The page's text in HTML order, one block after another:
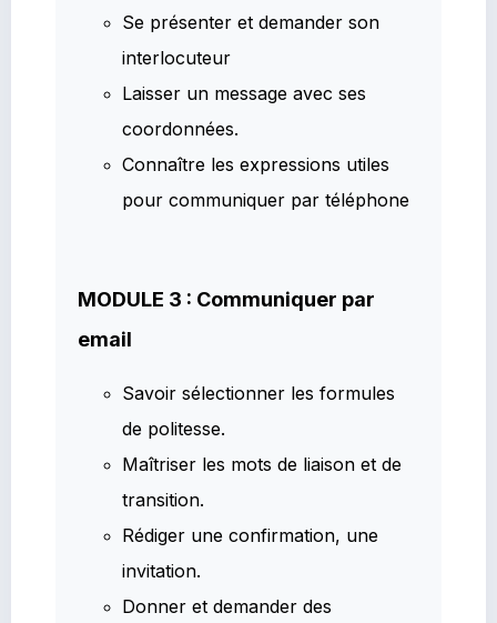
Se présenter et demander son
interlocuteur
Laisser un message avec ses
coordonnées.
Connaître les expressions utiles
pour communiquer par téléphone
MODULE 3 : Communiquer par
email
Savoir sélectionner les formules
de politesse.
Maîtriser les mots de liaison et de
transition.
Rédiger une confirmation, une
invitation.
Donner et demander des